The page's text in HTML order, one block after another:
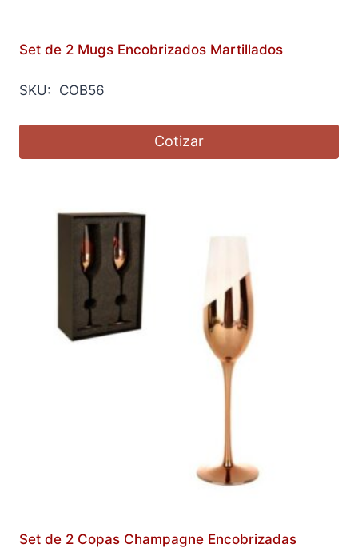
Set de 2 Mugs Encobrizados Martillados
SKU: COB56
Cotizar
Set de 2 Copas Champagne Encobrizadas